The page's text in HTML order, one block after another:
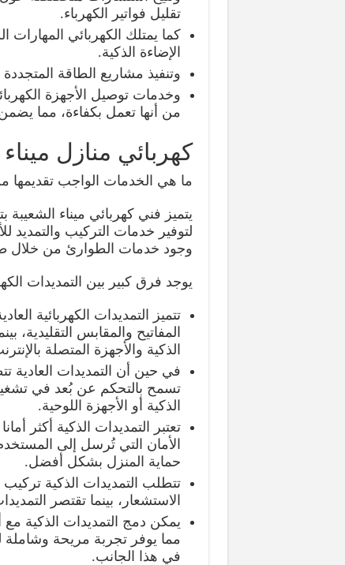
تقليل فواتير الكهرباء.
كما يمتلك الكهربائي المهارات
الإضاءة الذكية.
وتنفيذ مشاريع الطاقة
وخدمات توصيل الأجهزة
من أنها تعمل بكفاءة، مما
كهربائي منازل
ما هي الخدمات الواجب تقديمها
يتميز فني كهربائي ميناء
لتوفير خدمات التركيب والتمديد
وجود خدمات الطوارئ من خلال طلب
يوجد فرق كبير بين التمديدات
تتميز التمديدات الكهربائية
المفاتيح والمقابس التقليدية،
الذكية والأجهزة المتصلة
في حين أن التمديدات العادية
تسمح بالتحكم عن بُعد في
الذكية أو الأجهزة اللوحية.
تعتبر التمديدات الذكية أكثر
الأمان التي تُرسل إلى
حماية المنزل بشكل أفضل.
تتطلب التمديدات الذكية
الاستشعار، بينما تقتصر
يمكن دمج التمديدات الذكية مع
مما يوفر تجربة مريحة وشاملة
في هذا الجانب.